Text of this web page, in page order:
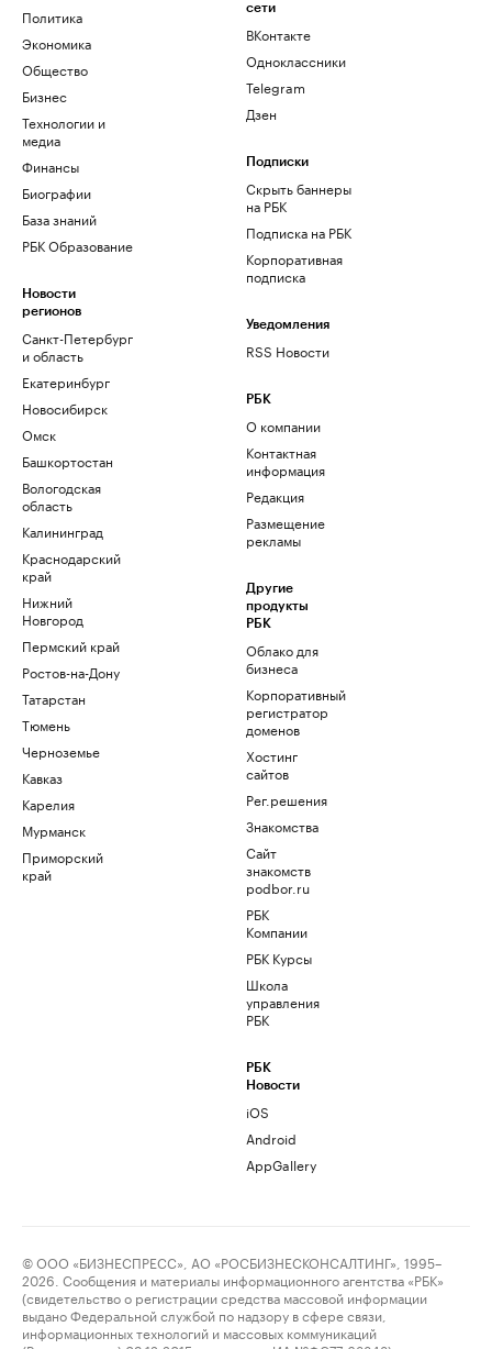
Политика
Экономика
Общество
Бизнес
Технологии и
медиа
Финансы
Биографии
База знаний
РБК Образование
Новости
регионов
Санкт-Петербург
и область
Екатеринбург
Новосибирск
Омск
Башкортостан
Вологодская
область
Калининград
Краснодарский
край
Нижний
Новгород
Пермский край
Ростов-на-Дону
Татарстан
Тюмень
Черноземье
Кавказ
Карелия
Мурманск
Приморский
край
сети
ВКонтакте
Одноклассники
Telegram
Дзен
Подписки
Скрыть баннеры
на РБК
Подписка на РБК
Корпоративная
подписка
Уведомления
RSS Новости
РБК
О компании
Контактная
информация
Редакция
Размещение
рекламы
Другие
продукты
РБК
Облако для
бизнеса
Корпоративный
регистратор
доменов
Хостинг
сайтов
Рег.решения
Знакомства
Сайт
знакомств
podbor.ru
РБК
Компании
РБК Курсы
Школа
управления
РБК
РБК
Новости
iOS
Android
AppGallery
© ООО «БИЗНЕСПРЕСС», АО «РОСБИЗНЕСКОНСАЛТИНГ», 1995–
2026. Сообщения и материалы информационного агентства «РБК»
(свидетельство о регистрации средства массовой информации
выдано Федеральной службой по надзору в сфере связи,
информационных технологий и массовых коммуникаций